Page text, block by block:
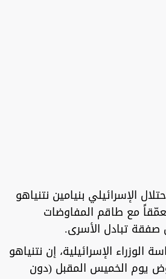
الإسرائيلي بنيامين نتنياهو
مع طاقم المفاوضات
صفقة تبادل الأسرى.
الوزراء الإسرائيلية، إن نتنياهو
يوم الخميس المقبل (دون